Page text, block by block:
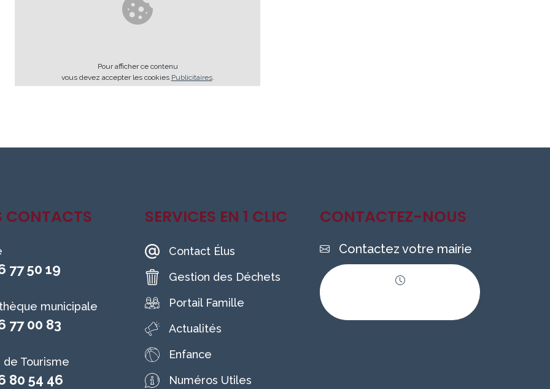
Pour afficher ce contenu
vous devez accepter les cookies Publicitaires.
CONTACTS
77 50 19
municipale
77 00 83
de Tourisme
80 54 46
SERVICES EN 1 CLIC
Contact Élus
Gestion des Déchets
Portail Famille
Actualités
Enfance
Numéros Utiles
CONTACTEZ-NOUS
Contactez votre mairie